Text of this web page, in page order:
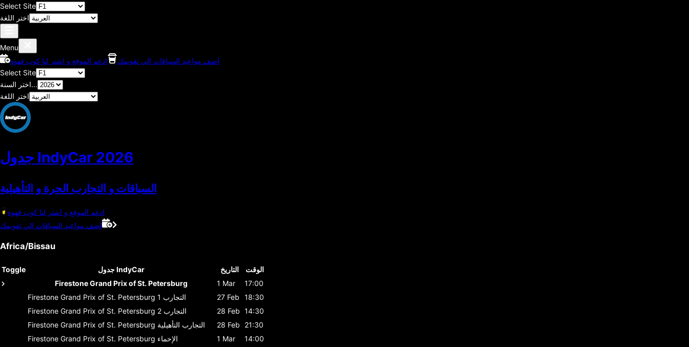
Select Site
اختر اللغة
Menu
اضف مواعيد السباقات الي تقويمك
ادعم الموقع و اشتر لنا كوب قهوة
Select Site
اختر السنة...
اختر اللغة
جدول IndyCar 2026
السباقات و التجارب الحرة و التأهيلية
ادعم الموقع و اشتر لنا كوب قهوة
اضف مواعيد السباقات الي تقويمك
Africa/Bissau
Toggle جدول IndyCar التاريخ
الوقت
Firestone Grand Prix of St. Petersburg
1 Mar
17:00
Firestone Grand Prix of St. Petersburg
التجارب 1 27 Feb
18:30
Firestone Grand Prix of St. Petersburg
التجارب 2 28 Feb 14:30
Firestone Grand Prix of St. Petersburg التجارب التأهيلية 28 Feb
21:30
Firestone Grand Prix of St. Petersburg الإحماء 1 Mar
14:00